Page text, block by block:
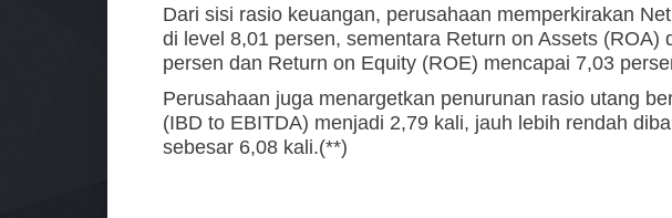
Dari sisi rasio keuangan, perusahaan memperkirakan
di level 8,01 persen, sementara Return on Assets (ROA)
persen dan Return on Equity (ROE) mencapai 7,03
Perusahaan juga menargetkan penurunan rasio utang
(IBD to EBITDA) menjadi 2,79 kali, jauh lebih rendah
sebesar 6,08 kali.(**)